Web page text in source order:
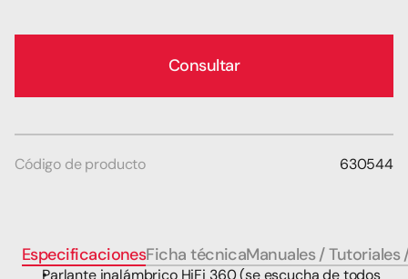
Consultar
Código de producto 630544
EspecificacionesFicha técnicaManuales / Tutoriales
Parlante inalámbrico HiFi 360 (se escucha de todos